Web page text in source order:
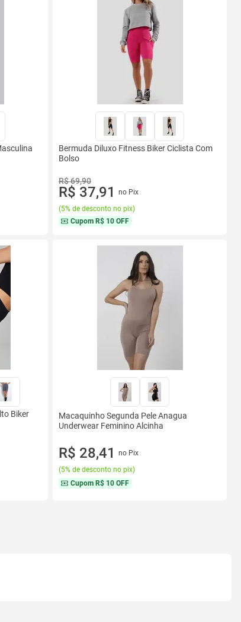
Bermuda Diluxo Fitness Biker Ciclista Com
Bolso
R$ 69,90
R$ 37,91
no Pix
(5% de desconto no pix)
Cupom R$ 10 OFF
Biker
Macaquinho Segunda Pele Anagua
Underwear Feminino Alcinha
R$ 28,41
no Pix
(5% de desconto no pix)
Cupom R$ 10 OFF